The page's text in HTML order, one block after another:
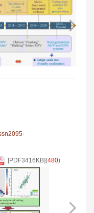
[PDF3416KB](480)